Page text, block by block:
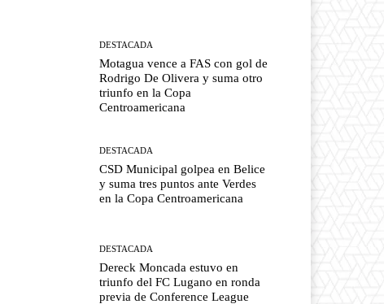
DESTACADA
Motagua vence a FAS con gol de
Rodrigo De Olivera y suma otro
triunfo en la Copa
Centroamericana
DESTACADA
CSD Municipal golpea en Belice
y suma tres puntos ante Verdes
en la Copa Centroamericana
DESTACADA
Dereck Moncada estuvo en
triunfo del FC Lugano en ronda
previa de Conference League